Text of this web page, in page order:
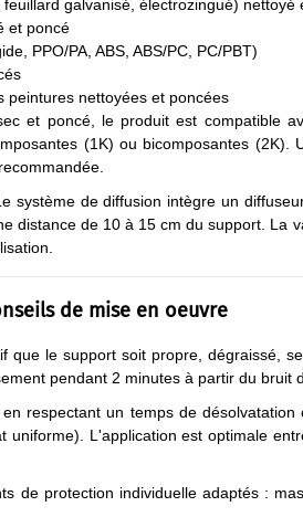
galvanisé, électrozingué) nettoyé
et poncé
PPO/PA, ABS, ABS/PC, PC/PBT)
peintures nettoyées et poncées
et poncé, le produit est compatible
(1K) ou bicomposantes (2K).
système de diffusion intègre un
distance de 10 à 15 cm du support. La
de mise en oeuvre
que le support soit propre, dégraissé,
pendant 2 minutes à partir du bruit
respectant un temps de
uniforme). L'application est optimale
de protection individuelle adaptés :